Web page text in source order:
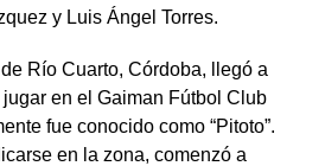
y Luis Ángel Torres.
Río Cuarto, Córdoba, llegó a
en el Gaiman Fútbol Club
fue conocido como “Pitoto”.
en la zona, comenzó a